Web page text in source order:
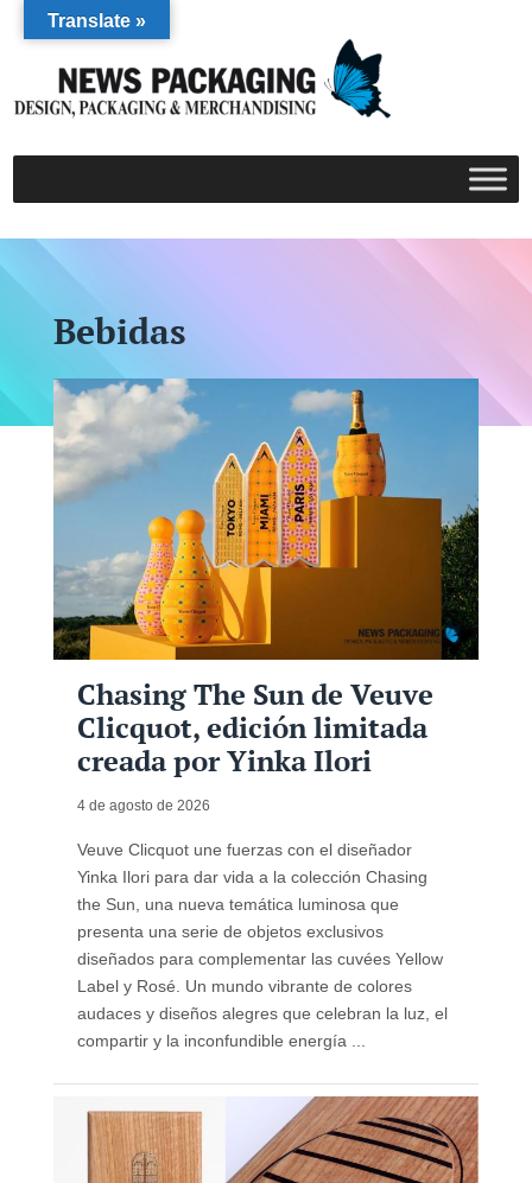
Bebidas
Chasing The Sun de Veuve
Clicquot, edición limitada
creada por Yinka Ilori
4 de agosto de 2026
Veuve Clicquot une fuerzas con el diseñador
Yinka Ilori para dar vida a la colección Chasing
the Sun, una nueva temática luminosa que
presenta una serie de objetos exclusivos
diseñados para complementar las cuvées Yellow
Label y Rosé. Un mundo vibrante de colores
audaces y diseños alegres que celebran la luz, el
compartir y la inconfundible energía ...
Translate »